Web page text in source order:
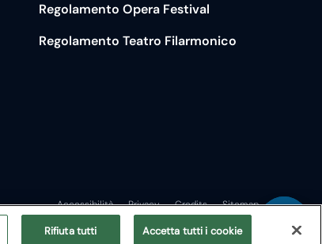
Regolamento Opera Festival
Regolamento Teatro Filarmonico
Accessibilità Privacy Credits Sitemap
Rifiuta tutti Accetta tutti i cookie